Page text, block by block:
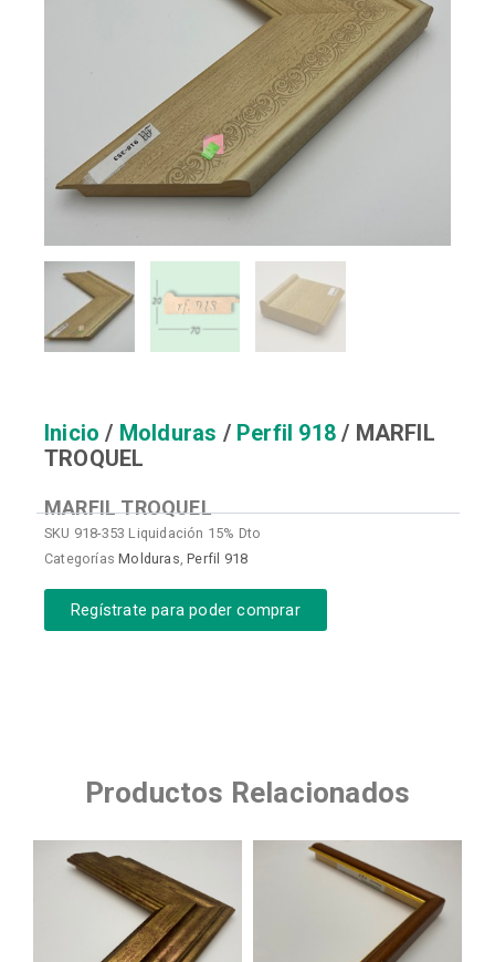
Inicio / Molduras / Perfil 918 / MARFIL
TROQUEL
MARFIL TROQUEL
SKU 918-353 Liquidación 15% Dto
Categorías Molduras,Perfil 918
Regístrate para poder comprar
Productos Relacionados